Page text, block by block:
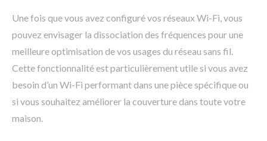
Une fois que vous avez configuré vos réseaux Wi-Fi, vous
pouvez envisager la dissociation des fréquences pour une
meilleure optimisation de vos usages du réseau sans fil.
Cette fonctionnalité est particulièrement utile si vous avez
besoin d’un Wi-Fi performant dans une pièce spécifique ou
si vous souhaitez améliorer la couverture dans toute votre
maison.